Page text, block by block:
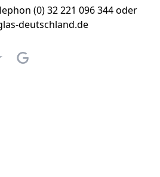
(0) 32 221 096 344 oder
deutschland.de
Google Business Profile